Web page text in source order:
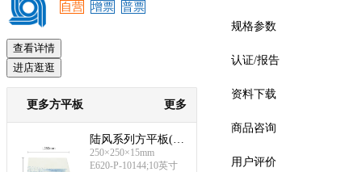
预览
自营
增票 普票
查看详情
进店逛逛
更多方平板 更多
陆风系列方平板(10
英寸)
250×250×15mm
E620-P-10144;10英寸
规格参数
认证/报告
资料下载
商品咨询
用户评价